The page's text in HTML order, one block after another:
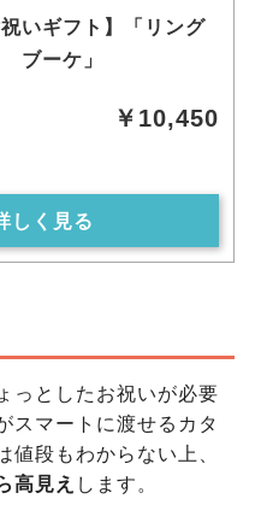
祝いギフト】「リング
ブーケ」
￥10,450
しく見る
っとしたお祝いが必要
スマートに渡せるカタ
値段もわからない上、
高見え します。